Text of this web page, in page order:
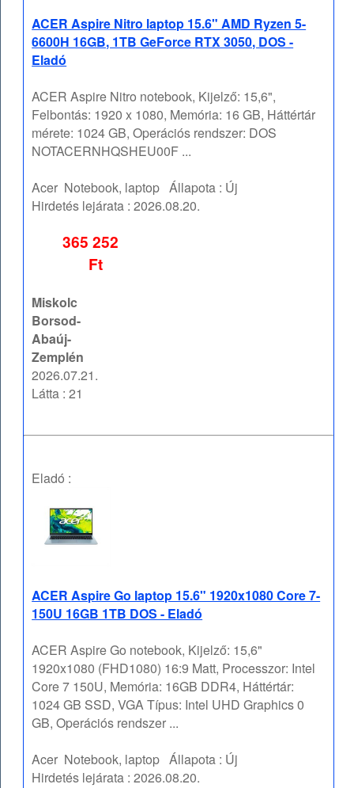
ACER Aspire Nitro laptop 15.6" AMD Ryzen 5-
6600H 16GB, 1TB GeForce RTX 3050, DOS -
Eladó
ACER Aspire Nitro notebook, Kijelző: 15,6",
Felbontás: 1920 x 1080, Memória: 16 GB, Háttértár
mérete: 1024 GB, Operációs rendszer: DOS
NOTACERNHQSHEU00F ...
Acer Notebook, laptop Állapota : Új
Hirdetés lejárata :2026.08.20.
365 252
Ft
Miskolc
Borsod-
Abaúj-
Zemplén
2026.07.21.
Látta : 21
Eladó :
ACER Aspire Go laptop 15.6" 1920x1080 Core 7-
150U 16GB 1TB DOS - Eladó
ACER Aspire Go notebook, Kijelző: 15,6"
1920x1080 (FHD1080) 16:9 Matt, Processzor: Intel
Core 7 150U, Memória: 16GB DDR4, Háttértár:
1024 GB SSD, VGA Típus: Intel UHD Graphics 0
GB, Operációs rendszer ...
Acer Notebook, laptop Állapota : Új
Hirdetés lejárata :2026.08.20.